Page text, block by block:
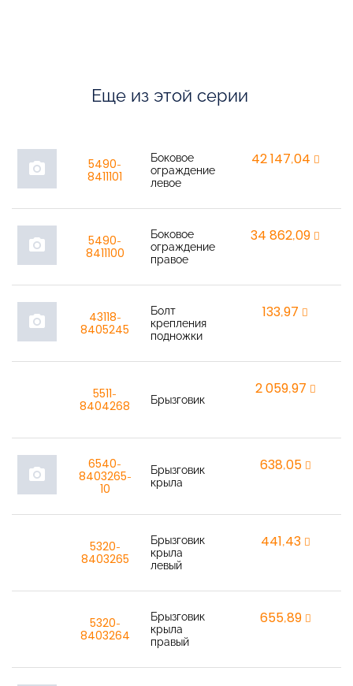
Еще из этой серии
photo_camera
5490-
8411101
Боковое
ограждение
левое
42 147,04
photo_camera
5490-
8411100
Боковое
ограждение
правое
34 862,09
photo_camera
43118-
8405245
Болт
крепления
подножки
133,97
5511-
8404268
Брызговик
2 059,97
photo_camera
6540-
8403265-
10
Брызговик
крыла
638,05
5320-
8403265
Брызговик
крыла
левый
441,43
5320-
8403264
Брызговик
крыла
правый
655,89